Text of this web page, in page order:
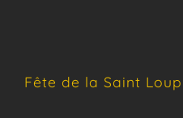
Fête de la Saint